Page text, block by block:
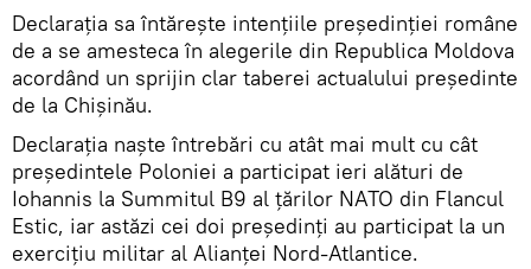
Declarația sa întărește intențiile președinției române
de a se amesteca în alegerile din Republica Moldova
acordând un sprijin clar taberei actualului președinte
de la Chișinău.
Declarația naște întrebări cu atât mai mult cu cât
președintele Poloniei a participat ieri alături de
Iohannis la Summitul B9 al țărilor NATO din Flancul
Estic, iar astăzi cei doi președinți au participat la un
exercițiu militar al Alianței Nord-Atlantice.